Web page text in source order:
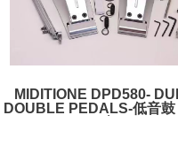
MIDITIONE DPD580-
DOUBLE PEDALS-低音鼓